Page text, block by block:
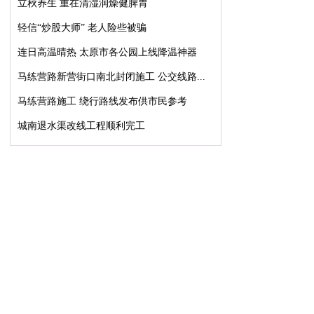
立秋养生 重在清湿润燥健脾胃
轻信“炒股大师” 老人险些被骗
连日高温晴热 太原市各公园上线降温神器
马练营路新营街口南北封闭施工 公交线路...
马练营路施工 绕行路线发布供市民参考
城南退水渠改线工程顺利完工